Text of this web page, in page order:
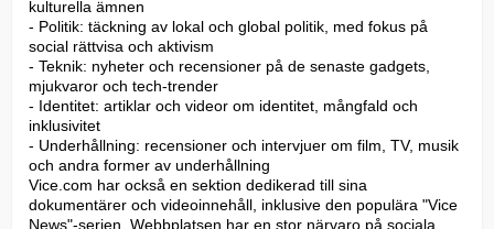
kulturella ämnen
- Politik: täckning av lokal och global politik, med fokus på
social rättvisa och aktivism
- Teknik: nyheter och recensioner på de senaste gadgets,
mjukvaror och tech-trender
- Identitet: artiklar och videor om identitet, mångfald och
inklusivitet
- Underhållning: recensioner och intervjuer om film, TV, musik
och andra former av underhållning
Vice.com har också en sektion dedikerad till sina
dokumentärer och videoinnehåll, inklusive den populära "Vice
News"-serien. Webbplatsen har en stor närvaro på sociala